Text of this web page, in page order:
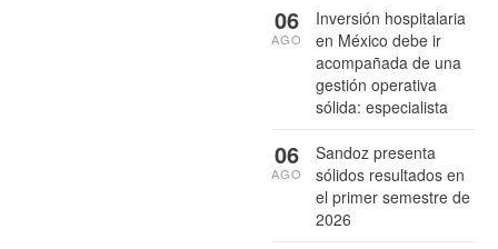
Inversión hospitalaria
en México debe ir
acompañada de una
gestión operativa
sólida: especialista
06
AGO
Sandoz presenta
sólidos resultados en
el primer semestre de
2026
06
AGO